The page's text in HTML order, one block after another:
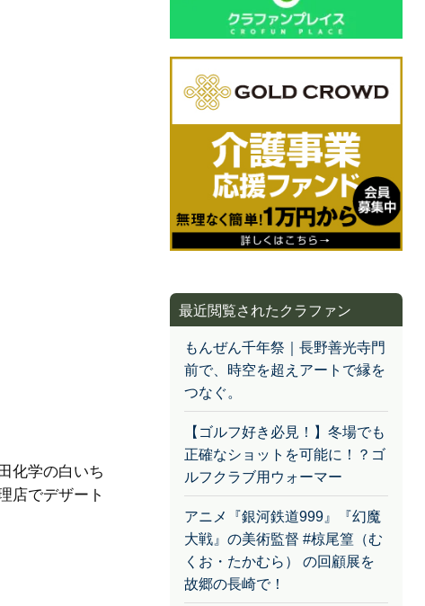
化学の白いち
店でデザート
最近閲覧されたクラファン
もんぜん千年祭｜長野善光寺門
前で、時空を超えアートで縁を
つなぐ。
【ゴルフ好き必見！】冬場でも
正確なショットを可能に！？ゴ
ルフクラブ用ウォーマー
アニメ『銀河鉄道999』『幻魔
大戦』の美術監督 #椋尾篁（む
くお・たかむら） の回顧展を
故郷の長崎で！